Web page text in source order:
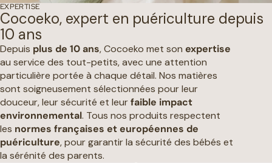
EXPERTISE
Cocoeko, expert en puériculture depuis
10 ans
Depuis plus de 10 ans, Cocoeko met son expertise
au service des tout-petits, avec une attention
particulière portée à chaque détail. Nos matières
sont soigneusement sélectionnées pour leur
douceur, leur sécurité et leurfaible impact
environnemental. Tous nos produits respectent
les normes françaises et européennes de
puériculture, pour garantir la sécurité des bébés et
la sérénité des parents.